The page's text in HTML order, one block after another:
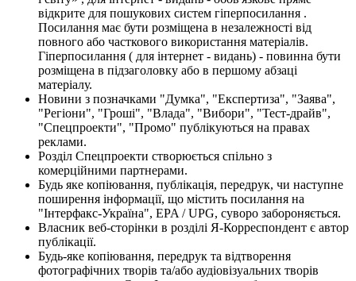
відкрите для пошукових систем гіперпосилання .
Посилання має бути розміщена в незалежності від
повного або часткового використання матеріалів.
Гіперпосилання ( для інтернет - видань) - повинна бути
розміщена в підзаголовку або в першому абзаці
матеріалу.
Новини з позначками "Думка", "Експертиза", "Заява",
"Регіони", "Гроші", "Влада", "Вибори", "Тест-драйв",
"Спецпроекти", "Промо" публікуються на правах
реклами.
Розділ Спецпроекти створюється спільно з
комерційними партнерами.
Будь яке копіювання, публікація, передрук, чи наступне
поширення інформації, що містить посилання на
"Інтерфакс-Україна", EPA / UPG, суворо забороняється.
Власник веб-сторінки в розділі Я-Корреспондент є автор
публікації.
Будь-яке копіювання, передрук та відтворення
фотографічних творів та/або аудіовізуальних творів